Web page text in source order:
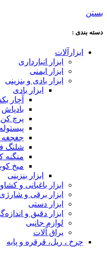
بستن
دسته‌ بندی :
ابزارآلات
ابزار انبارداری
ابزار ایمنی
ابزار بادی و بنزینی
ابزار بادی
آچار
بادپاش
پرچ کن
جغجغه
شلنگ
منگنه
میخ
ابزار بنزینی
ابزار باغبانی و
ابزار برقی و شارژی
ابزار دستی
ابزار دقیق و
لوازم جانبی
یراق آلات
چرخ ، ریل، قرقره و پایه